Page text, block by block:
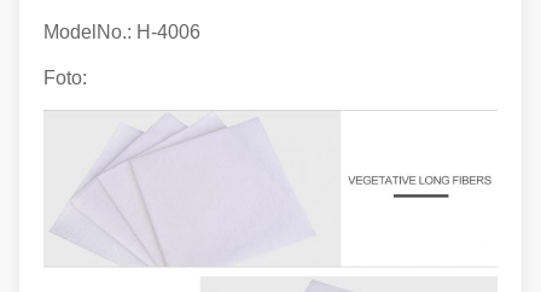
ModelNo.: H-4006
Foto: